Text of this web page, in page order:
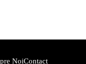
NoiContact